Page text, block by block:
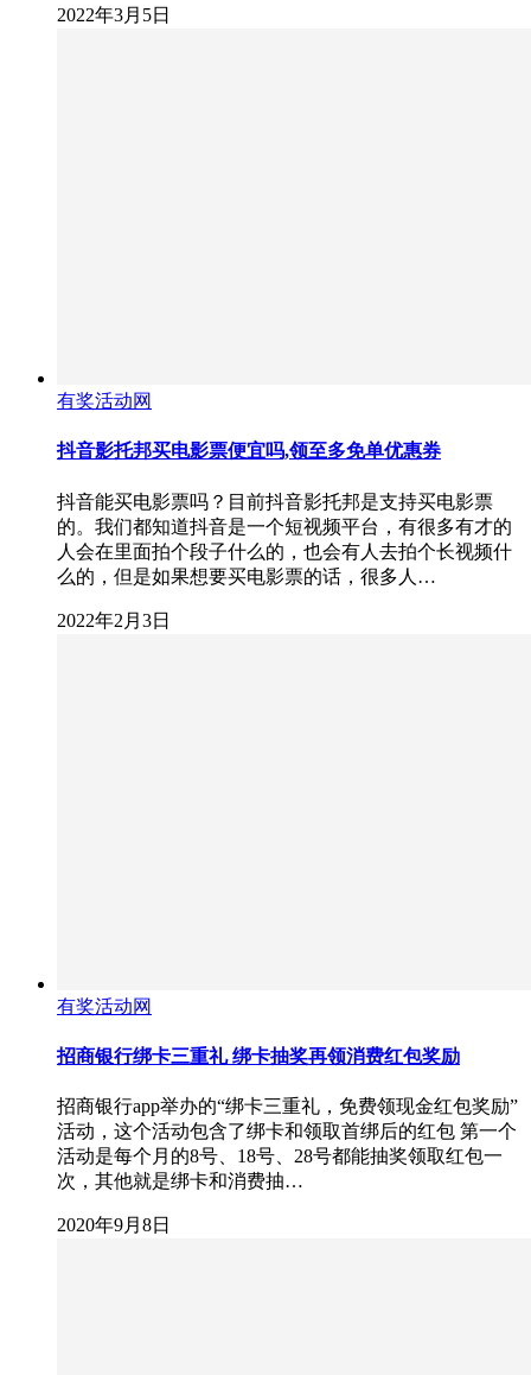
2022年3月5日
有奖活动网
抖音影托邦买电影票便宜吗,领至多免单优惠券
抖音能买电影票吗？目前抖音影托邦是支持买电影票
的。我们都知道抖音是一个短视频平台，有很多有才的
人会在里面拍个段子什么的，也会有人去拍个长视频什
么的，但是如果想要买电影票的话，很多人…
2022年2月3日
有奖活动网
招商银行绑卡三重礼 绑卡抽奖再领消费红包奖励
招商银行app举办的“绑卡三重礼，免费领现金红包奖励”
活动，这个活动包含了绑卡和领取首绑后的红包 第一个
活动是每个月的8号、18号、28号都能抽奖领取红包一
次，其他就是绑卡和消费抽…
2020年9月8日